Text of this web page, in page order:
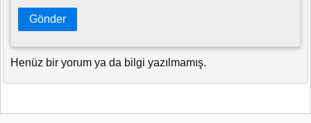
Gönder
Henüz bir yorum ya da bilgi yazılmamış.